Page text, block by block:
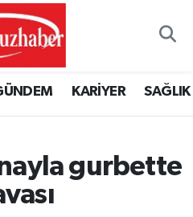
KARİYER SAĞLIK
gurbette